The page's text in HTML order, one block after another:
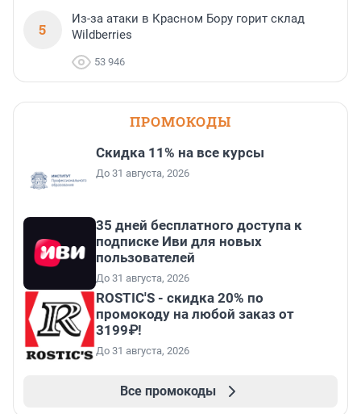
5
Из-за атаки в Красном Бору горит склад
Wildberries
53 946
ПРОМОКОДЫ
Скидка 11% на все курсы
До 31 августа, 2026
35 дней бесплатного доступа к
подписке Иви для новых
пользователей
До 31 августа, 2026
ROSTIC'S - скидка 20% по
промокоду на любой заказ от
3199₽!
До 31 августа, 2026
Все промокоды